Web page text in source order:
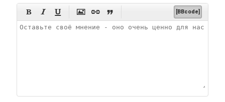
      [BBcode]